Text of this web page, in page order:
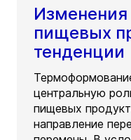
Изменения
пищевых
тенденции
центральную
пищевых
направление